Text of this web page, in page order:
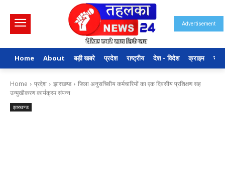
Advertisement
Home About बड़ी खबरे प्रदेश राष्ट्रीय देश – विदेश क्राइम
Home प्रदेश झारखण्ड
जिला अनुसचिवीय कर्मचारियों का एक दिवसीय प्रशिक्षण सह
उन्मुखीकरण कार्यक्रम संपन्न
झारखण्ड